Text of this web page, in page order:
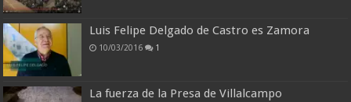
Luis Felipe Delgado de Castro es Zamora
10/03/2016 1
La fuerza de la Presa de Villalcampo